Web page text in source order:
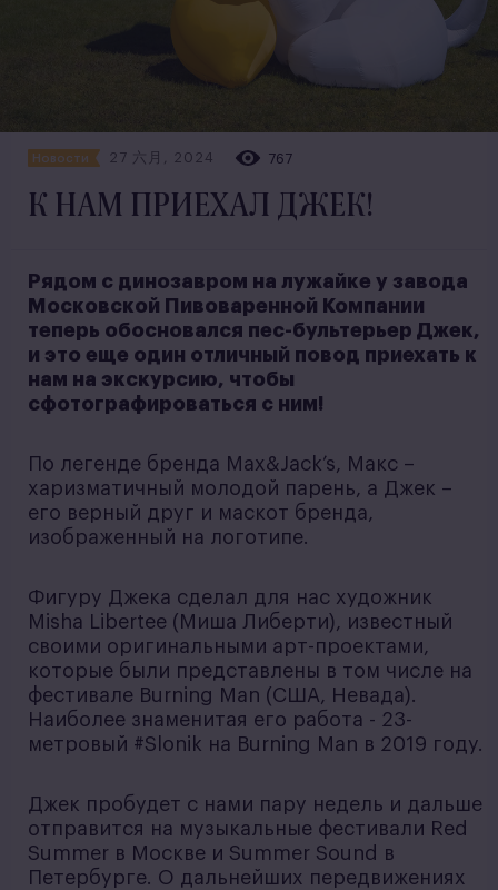
Новости 27 六月, 2024 767
К НАМ ПРИЕХАЛ ДЖЕК!
Рядом с динозавром на лужайке у завода
Московской Пивоваренной Компании
теперь обосновался пес-бультерьер Джек,
и это еще один отличный повод приехать к
нам на экскурсию, чтобы
сфотографироваться с ним!
По легенде бренда Max&Jack’s, Макс –
харизматичный молодой парень, а Джек –
его верный друг и маскот бренда,
изображенный на логотипе.
Фигуру Джека сделал для нас художник
Misha Libertee (Миша Либерти), известный
своими оригинальными арт-проектами,
которые были представлены в том числе на
фестивале Burning Man (США, Невада).
Наиболее знаменитая его работа - 23-
метровый #Slonik на Burning Man в 2019 году.
Джек пробудет с нами пару недель и дальше
отправится на музыкальные фестивали Red
Summer в Москве и Summer Sound в
Петербурге. О дальнейших передвижениях